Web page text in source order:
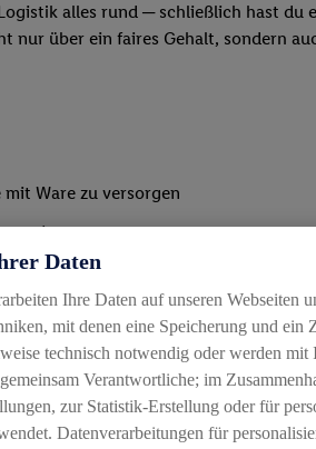
alles rund ─ schließlich hast du
nur über ein faires Gehalt, sondern
Ware zu versorgen
°C) um die Kommissionierung der
transportsicher zusammen und
Daten
Ihre Daten auf unseren Webseiten
mit denen eine Speicherung und ein
technisch notwendig oder werden mit
Verantwortliche; im
zur Statistik-Erstellung oder für
Datenverarbeitungen für